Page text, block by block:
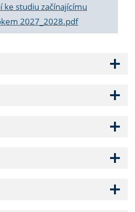
ke studiu začínajícímu
2027_2028.pdf